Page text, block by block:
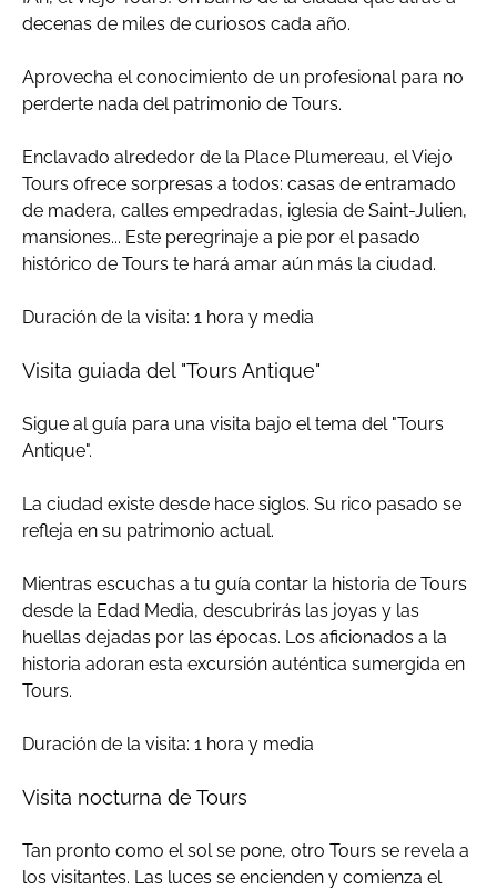
decenas de miles de curiosos cada año.
Aprovecha el conocimiento de un profesional para no
perderte nada del patrimonio de Tours.
Enclavado alrededor de la Place Plumereau, el Viejo
Tours ofrece sorpresas a todos: casas de entramado
de madera, calles empedradas, iglesia de Saint-Julien,
mansiones... Este peregrinaje a pie por el pasado
histórico de Tours te hará amar aún más la ciudad.
Duración de la visita: 1 hora y media
Visita guiada del "Tours Antique"
Sigue al guía para una visita bajo el tema del "Tours
Antique".
La ciudad existe desde hace siglos. Su rico pasado se
refleja en su patrimonio actual.
Mientras escuchas a tu guía contar la historia de Tours
desde la Edad Media, descubrirás las joyas y las
huellas dejadas por las épocas. Los aficionados a la
historia adoran esta excursión auténtica sumergida en
Tours.
Duración de la visita: 1 hora y media
Visita nocturna de Tours
Tan pronto como el sol se pone, otro Tours se revela a
los visitantes. Las luces se encienden y comienza el